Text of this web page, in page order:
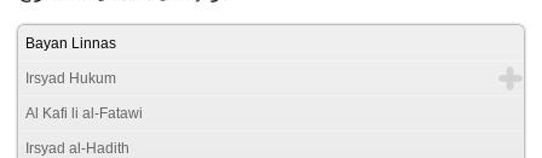
Bayan Linnas
Irsyad Hukum
Al Kafi li al-Fatawi
Irsyad al-Hadith